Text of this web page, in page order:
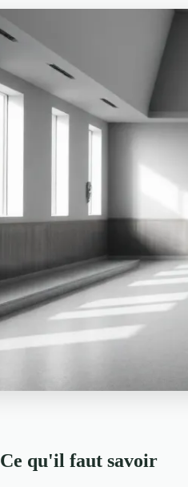
Ce qu'il faut savoir